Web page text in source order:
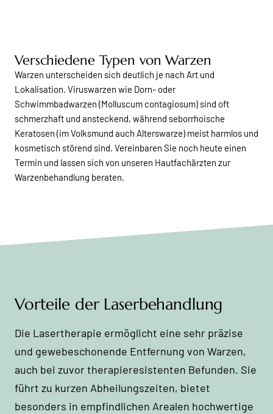
Verschiedene Typen von Warzen
Warzen unterscheiden sich deutlich je nach Art und
Lokalisation. Viruswarzen wie Dorn- oder
Schwimmbadwarzen (Molluscum contagiosum) sind oft
schmerzhaft und ansteckend, während seborrhoische
Keratosen (im Volksmund auch Alterswarze) meist harmlos und
kosmetisch störend sind. Vereinbaren Sie noch heute einen
Termin und lassen sich von unseren Hautfachärzten zur
Warzenbehandlung beraten.
Vorteile der Laserbehandlung
Die Lasertherapie ermöglicht eine sehr präzise
und gewebeschonende Entfernung von Warzen,
auch bei zuvor therapieresistenten Befunden. Sie
führt zu kurzen Abheilungszeiten, bietet
besonders in empfindlichen Arealen hochwertige